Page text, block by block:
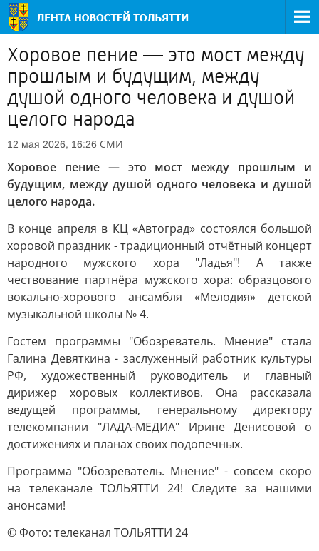
Хоровое пение — это мост между
прошлым и будущим, между
душой одного человека и душой
целого народа
12 мая 2026, 16:26 СМИ
Хоровое пение — это мост между прошлым и
будущим, между душой одного человека и душой
целого народа.
В конце апреля в КЦ «Автоград» состоялся большой
хоровой праздник - традиционный отчётный концерт
народного мужского хора "Ладья"! А также
чествование партнёра мужского хора: образцового
вокально-хорового ансамбля «Мелодия» детской
музыкальной школы № 4.
Гостем программы "Обозреватель. Мнение" стала
Галина Девяткина - заслуженный работник культуры
РФ, художественный руководитель и главный
дирижер хоровых коллективов. Она рассказала
ведущей программы, генеральному директору
телекомпании "ЛАДА-МЕДИА" Ирине Денисовой о
достижениях и планах своих подопечных.
Программа "Обозреватель. Мнение" - совсем скоро
на телеканале ТОЛЬЯТТИ 24! Следите за нашими
анонсами!
© Фото: телеканал ТОЛЬЯТТИ 24